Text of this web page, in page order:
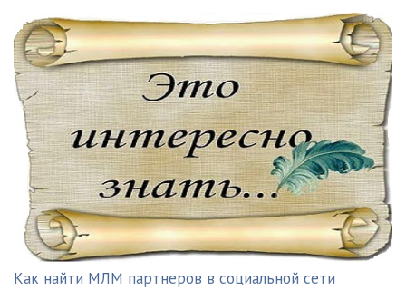
Как найти МЛМ партнеров в социальной сети